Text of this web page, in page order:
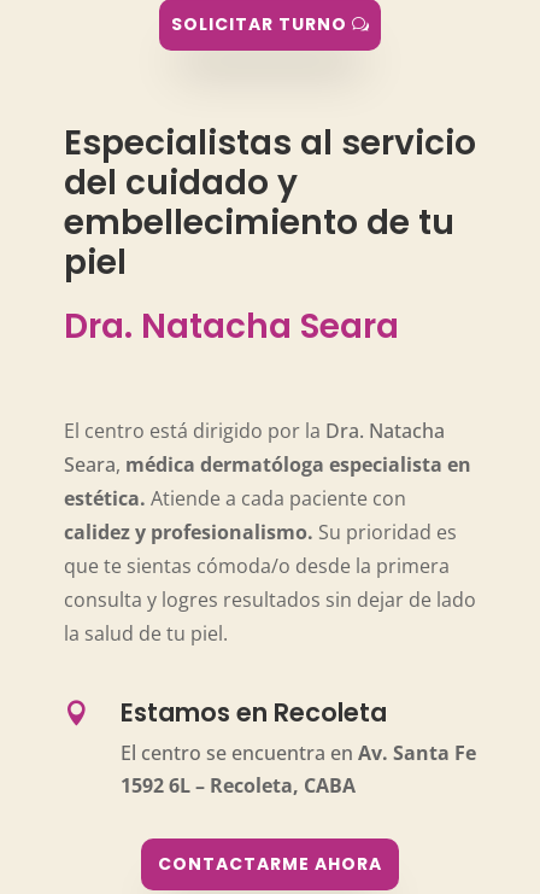
SOLICITAR TURNO
Especialistas al servicio
del cuidado y
embellecimiento de tu
piel
Dra. Natacha Seara
El centro está dirigido por la Dra. Natacha
Seara, médica dermatóloga especialista en
estética. Atiende a cada paciente con
calidez y profesionalismo. Su prioridad es
que te sientas cómoda/o desde la primera
consulta y logres resultados sin dejar de lado
la salud de tu piel.
 Estamos en Recoleta
El centro se encuentra en Av. Santa Fe
1592 6L – Recoleta, CABA
CONTACTARME AHORA